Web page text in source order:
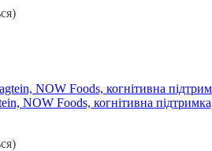
NOW Foods, когнітивна